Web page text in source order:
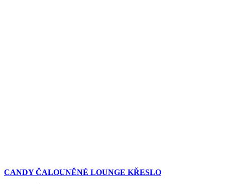
CANDY ČALOUNĚNÉ LOUNGE KŘESLO